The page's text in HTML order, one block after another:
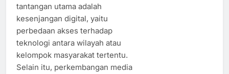
tantangan utama adalah
kesenjangan digital, yaitu
perbedaan akses terhadap
teknologi antara wilayah atau
kelompok masyarakat tertentu.
Selain itu, perkembangan media